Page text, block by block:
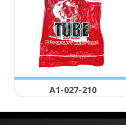
Α1-027-210